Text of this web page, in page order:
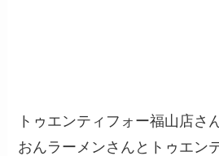
トゥエンティフォー福山店さ
おんラーメンさんとトゥエン